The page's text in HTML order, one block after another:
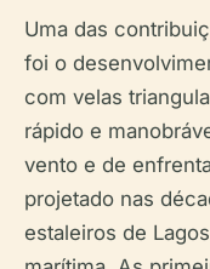
Uma das
foi o
com velas
rápido e
vento e de
projetado nas
estaleiros de